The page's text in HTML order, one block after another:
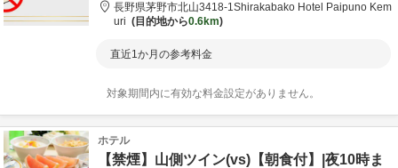
長野県茅野市北山3418-1Shirakabako Hotel Paipuno Kem
uri
目的地から0.6km
直近1か月の参考料金
対象期間内に有効な料金設定がありません。
ホテル
【禁煙】山側ツイン(vs)【朝食付】|夜10時ま